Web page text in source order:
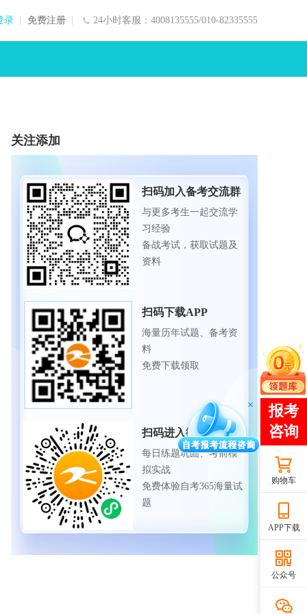
24小时客服：4008135555/010-82335555
录 免费注册
关注添加
扫码加入备考交流群
与更多考生一起交流学
习经验
备战考试，获取试题及
资料
扫码下载APP
海量历年试题、备考资
料
免费下载领取
扫码进入微信小程序
每日练题巩固、考前模
拟实战
免费体验自考365海量试
题
购物车
APP下载
公众号